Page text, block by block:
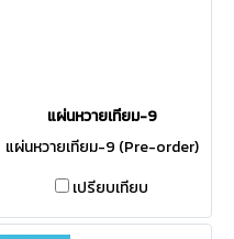
แผ่นหวายเทียม-9
แผ่นหวายเทียม-9 (Pre-order)
เปรียบเทียบ